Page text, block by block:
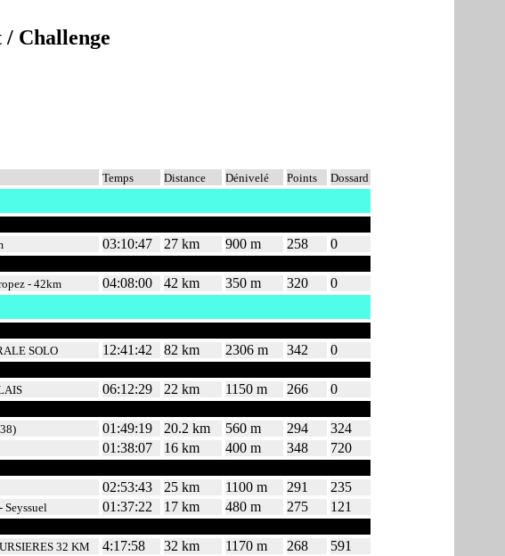
/ Challenge
Temps Distance Dénivelé Points Dossard
03:10:47 27 km 900 m 258 0
- 42km 04:08:00 42 km 350 m 320 0
SOLO 12:41:42 82 km 2306 m 342 0
06:12:29 22 km 1150 m 266 0
01:49:19 20.2 km 560 m 294
324
01:38:07 16 km 400 m 348 720
02:53:43 25 km 1100 m 291
235
Seyssuel 01:37:22 17 km 480 m 275 121
32 KM 4:17:58 32 km 1170 m 268 591